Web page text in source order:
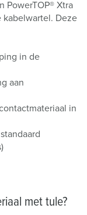
PowerTOP® Xtra
kabelwartel. Deze
in de
aan
in
met tule?